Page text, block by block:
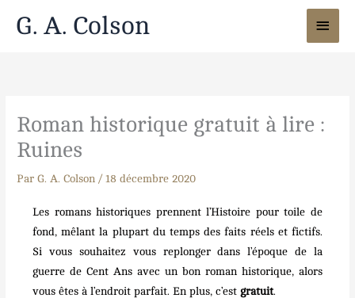
G. A. Colson
Roman historique gratuit à lire :
Ruines
ParG. A. Colson / 18 décembre 2020
Les romans historiques prennent l’Histoire pour toile de
fond, mêlant la plupart du temps des faits réels et fictifs.
Si vous souhaitez vous replonger dans l’époque de la
guerre de Cent Ans avec un bon roman historique, alors
vous êtes à l’endroit parfait. En plus, c’estgratuit.